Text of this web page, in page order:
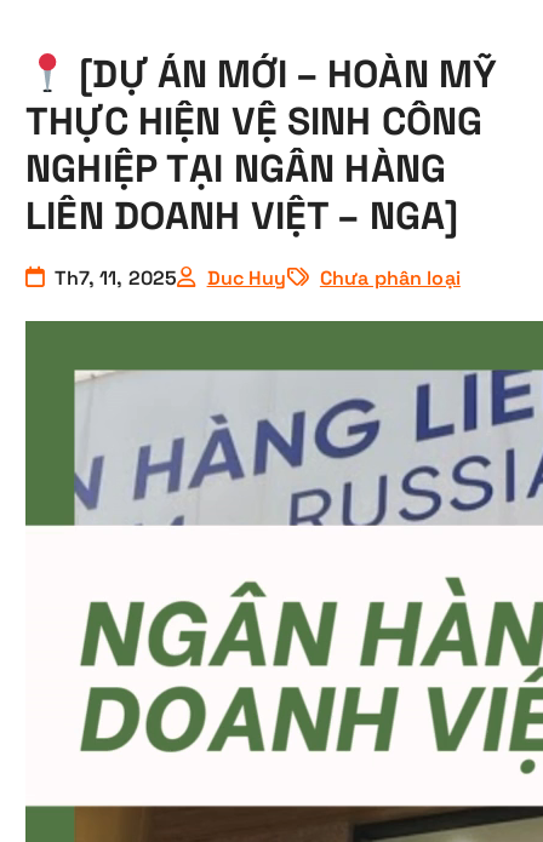
[DỰ ÁN MỚI – HOÀN MỸ
THỰC HIỆN VỆ SINH CÔNG
NGHIỆP TẠI NGÂN HÀNG
LIÊN DOANH VIỆT – NGA]
Th7, 11, 2025 Duc Huy Chưa phân loại